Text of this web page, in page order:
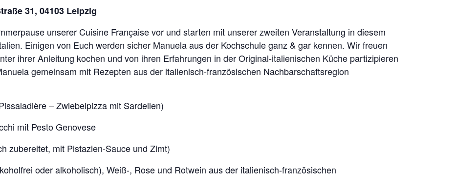
31, 04103 Leipzig
unserer Cuisine Française vor und starten mit unserer zweiten Veranstaltung in diesem
Einigen von Euch werden sicher Manuela aus der Kochschule ganz & gar kennen. Wir freuen
ihrer Anleitung kochen und von ihren Erfahrungen in der Original-italienischen Küche partizipieren
gemeinsam mit Rezepten aus der italienisch-französischen Nachbarschaftsregion
– Zwiebelpizza mit Sardellen)
mit Pesto Genovese
zubereitet, mit Pistazien-Sauce und Zimt)
oder alkoholisch), Weiß-, Rose und Rotwein aus der italienisch-französischen